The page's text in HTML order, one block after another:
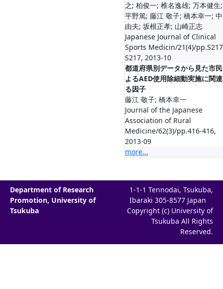
之; 柏俊一; 椎名逸雄; 万本健生;
平野篤; 藤江 敬子; 橋本幸一;
由夫; 坂根正孝; 山崎正志
Japanese Journal of Clinical
Sports Medicin/21(4)/
S217, 2013-10
都道府県別データから見た市
よるAED使用除細動実施に関
る因子
藤江 敬子; 橋本幸一
Journal of the Japanese
Association of Rural
Medicine/62(3)/pp.416-416,
2013-09
more...
Department of Research
Promotion, University of
Tsukuba
1-1-1 Tennodai, Tsukuba,
Ibaraki 305-8577 Japan
Copyright (c) University of
Tsukuba All Rights
Reserved.